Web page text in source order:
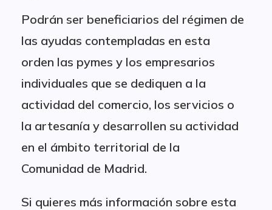
Podrán ser beneficiarios del régimen de
las ayudas contempladas en esta
orden las pymes y los empresarios
individuales que se dediquen a la
actividad del comercio, los servicios o
la artesanía y desarrollen su actividad
en el ámbito territorial de la
Comunidad de Madrid.
Si quieres más información sobre esta